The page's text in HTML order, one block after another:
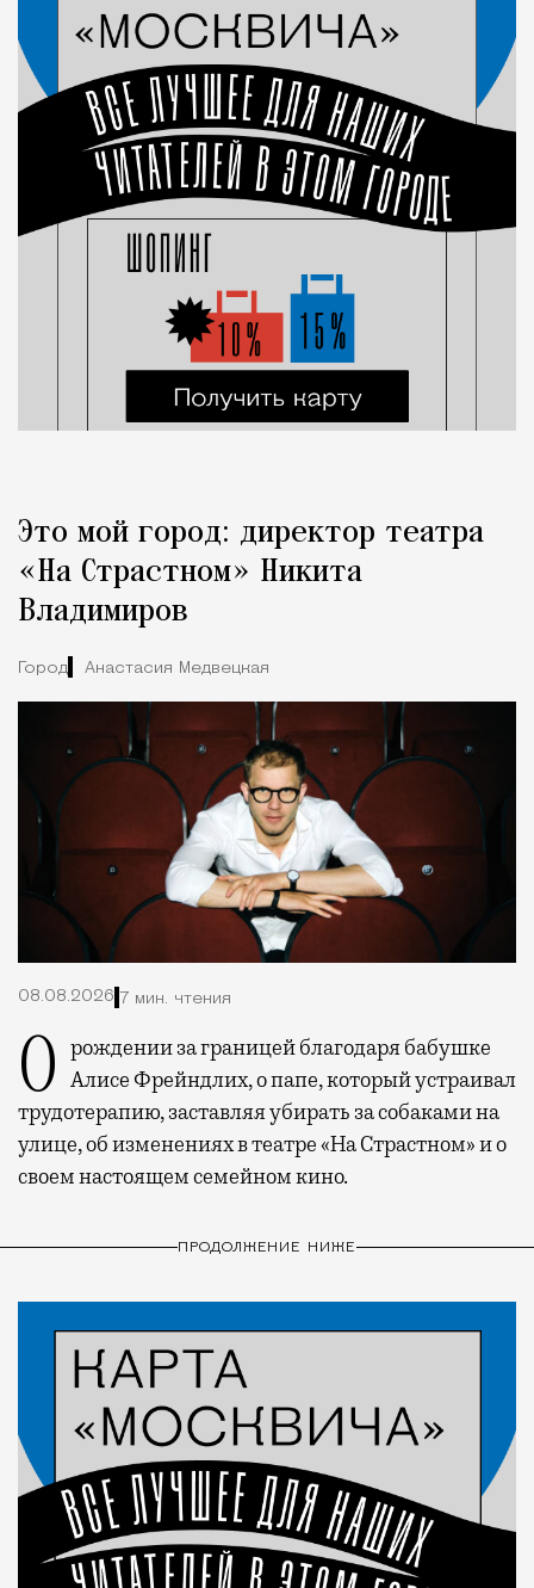
Это мой город: директор театра
«На Страстном» Никита
Владимиров
Город Анастасия Медвецкая
08.08.2026 7 мин. чтения
О рождении за границей благодаря бабушке Алисе Фрейндлих, о папе, который устраивал
трудотерапию, заставляя убирать за собаками на
улице, об изменениях в театре «На Страстном» и о
своем настоящем семейном кино.
ПРОДОЛЖЕНИЕ НИЖЕ